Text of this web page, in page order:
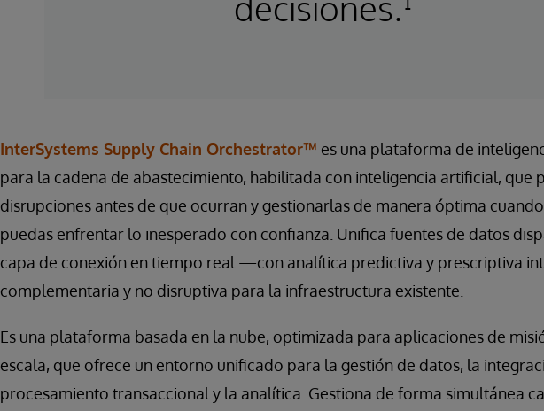
InterSystems Supply Chain Orchestrator™ es una plataforma de
para la cadena de abastecimiento, habilitada con inteligencia artificial, que
disrupciones antes de que ocurran y gestionarlas de manera óptima
puedas enfrentar lo inesperado con confianza. Unifica fuentes de datos
capa de conexión en tiempo real —con analítica predictiva y prescriptiva
complementaria y no disruptiva para la infraestructura existente.
Es una plataforma basada en la nube, optimizada para aplicaciones de
escala, que ofrece un entorno unificado para la gestión de datos, la
procesamiento transaccional y la analítica. Gestiona de forma simultánea